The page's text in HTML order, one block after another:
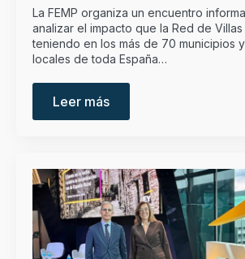
La FEMP organiza un encuentro
analizar el impacto que la Red de
teniendo en los más de 70 municipios
locales de toda España…
Leer más